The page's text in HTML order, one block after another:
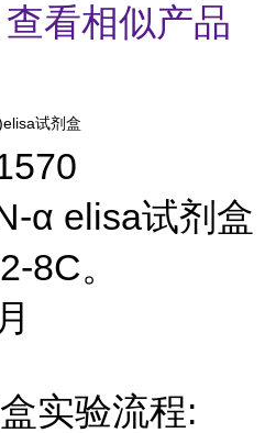
查看相似产品
试剂盒
α elisa试剂盒
8C。
实验流程: